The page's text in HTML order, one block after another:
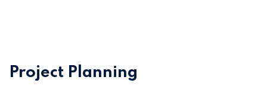
Project Planning